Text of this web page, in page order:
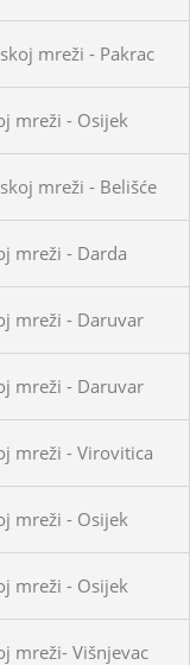
mreži - Pakrac
mreži - Osijek
mreži - Belišće
mreži - Darda
mreži - Daruvar
mreži - Daruvar
mreži - Virovitica
mreži - Osijek
mreži - Osijek
mreži- Višnjevac